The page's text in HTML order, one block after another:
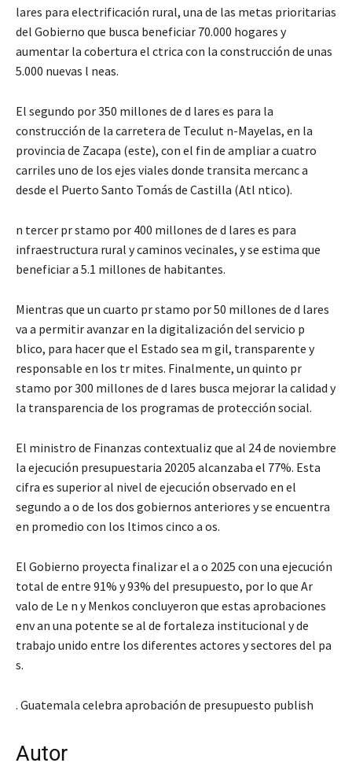
lares para electrificación rural, una de las metas prioritarias
del Gobierno que busca beneficiar 70.000 hogares y
aumentar la cobertura el ctrica con la construcción de unas
5.000 nuevas l neas.
El segundo por 350 millones de d lares es para la
construcción de la carretera de Teculut n-Mayelas, en la
provincia de Zacapa (este), con el fin de ampliar a cuatro
carriles uno de los ejes viales donde transita mercanc a
desde el Puerto Santo Tomás de Castilla (Atl ntico).
n tercer pr stamo por 400 millones de d lares es para
infraestructura rural y caminos vecinales, y se estima que
beneficiar a 5.1 millones de habitantes.
Mientras que un cuarto pr stamo por 50 millones de d lares
va a permitir avanzar en la digitalización del servicio p
blico, para hacer que el Estado sea m gil, transparente y
responsable en los tr mites. Finalmente, un quinto pr
stamo por 300 millones de d lares busca mejorar la calidad y
la transparencia de los programas de protección social.
El ministro de Finanzas contextualiz que al 24 de noviembre
la ejecución presupuestaria 20205 alcanzaba el 77%. Esta
cifra es superior al nivel de ejecución observado en el
segundo a o de los dos gobiernos anteriores y se encuentra
en promedio con los ltimos cinco a os.
El Gobierno proyecta finalizar el a o 2025 con una ejecución
total de entre 91% y 93% del presupuesto, por lo que Ar
valo de Le n y Menkos concluyeron que estas aprobaciones
env an una potente se al de fortaleza institucional y de
trabajo unido entre los diferentes actores y sectores del pa
s.
. Guatemala celebra aprobación de presupuesto publish
Autor